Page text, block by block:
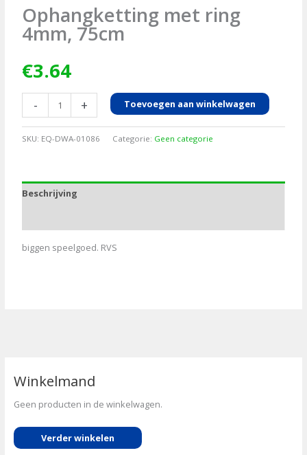
Ophangketting met ring
4mm, 75cm
€3.64
-
Ophangketting
met
ring
aantal
+ Toevoegen aan winkelwagen
SKU: EQ-DWA-01086 Categorie: Geen categorie
Beschrijving
biggen speelgoed. RVS
Winkelmand
Geen producten in de winkelwagen.
Verder winkelen